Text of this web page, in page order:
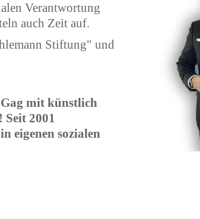
Verantwortung
auch Zeit auf.
Stiftung" und
mit künstlich
Seit 2001
eigenen sozialen